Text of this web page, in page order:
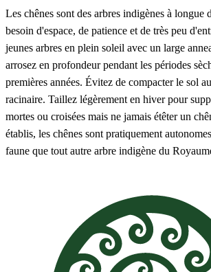
Les chênes sont des arbres indigènes à longue
besoin d'espace, de patience et de très peu
jeunes arbres en plein soleil avec un large
arrosez en profondeur pendant les périodes
premières années. Évitez de compacter le sol
racinaire. Taillez légèrement en hiver pour
mortes ou croisées mais ne jamais étêter un
établis, les chênes sont pratiquement
faune que tout autre arbre indigène du